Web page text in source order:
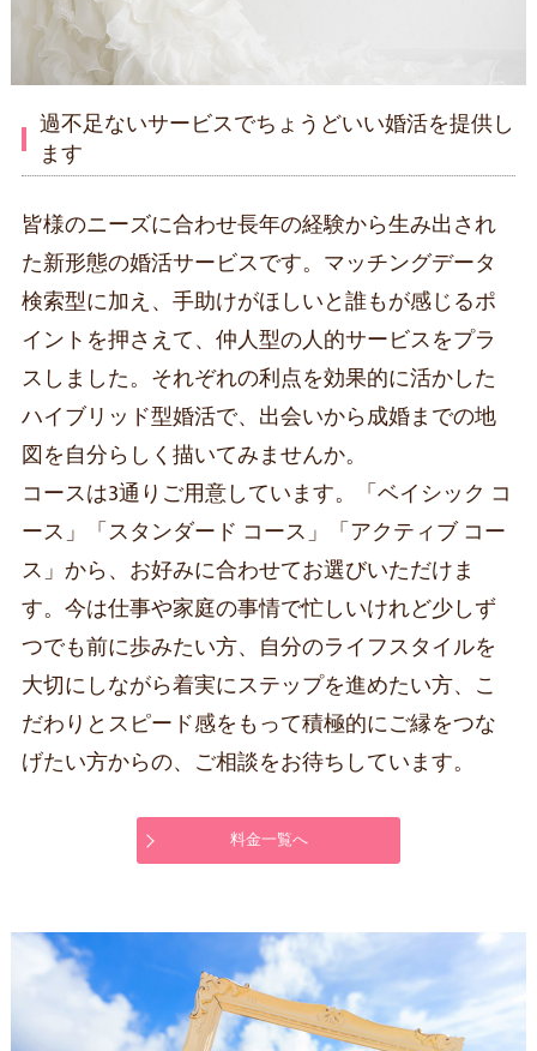
過不足ないサービスでちょうどいい婚活を提供し
ます
皆様のニーズに合わせ長年の経験から生み出され
た新形態の婚活サービスです。マッチングデータ
検索型に加え、手助けがほしいと誰もが感じるポ
イントを押さえて、仲人型の人的サービスをプラ
スしました。それぞれの利点を効果的に活かした
ハイブリッド型婚活で、出会いから成婚までの地
図を自分らしく描いてみませんか。
コースは3通りご用意しています。「ベイシック コ
ース」「スタンダード コース」「アクティブ コー
ス」から、お好みに合わせてお選びいただけま
す。今は仕事や家庭の事情で忙しいけれど少しず
つでも前に歩みたい方、自分のライフスタイルを
大切にしながら着実にステップを進めたい方、こ
だわりとスピード感をもって積極的にご縁をつな
げたい方からの、ご相談をお待ちしています。
料金一覧へ